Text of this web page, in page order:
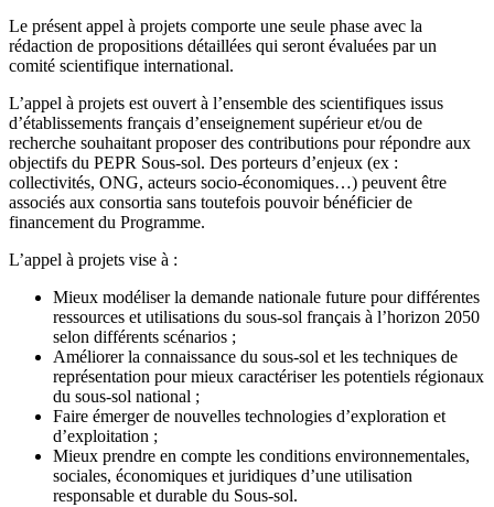
Le présent appel à projets comporte une seule phase avec la
rédaction de propositions détaillées qui seront évaluées par un
comité scientifique international.
L’appel à projets est ouvert à l’ensemble des scientifiques issus
d’établissements français d’enseignement supérieur et/ou de
recherche souhaitant proposer des contributions pour répondre aux
objectifs du PEPR Sous-sol. Des porteurs d’enjeux (ex :
collectivités, ONG, acteurs socio-économiques…) peuvent être
associés aux consortia sans toutefois pouvoir bénéficier de
financement du Programme.
L’appel à projets vise à :
Mieux modéliser la demande nationale future pour différentes
ressources et utilisations du sous-sol français à l’horizon 2050
selon différents scénarios ;
Améliorer la connaissance du sous-sol et les techniques de
représentation pour mieux caractériser les potentiels régionaux
du sous-sol national ;
Faire émerger de nouvelles technologies d’exploration et
d’exploitation ;
Mieux prendre en compte les conditions environnementales,
sociales, économiques et juridiques d’une utilisation
responsable et durable du Sous-sol.